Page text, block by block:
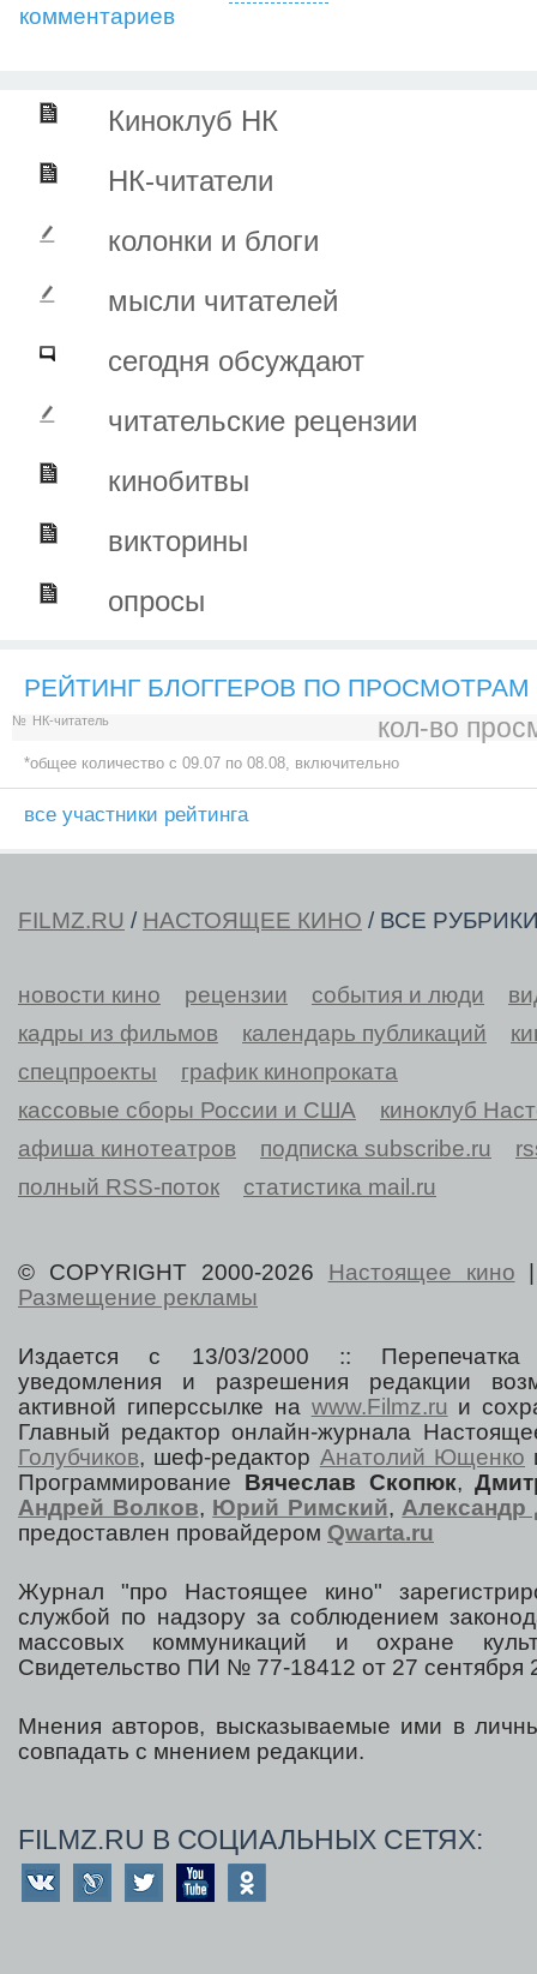
комментариев
Киноклуб НК
НК-читатели
колонки и блоги
мысли читателей
сегодня обсуждают
читательские рецензии
кинобитвы
викторины
опросы
РЕЙТИНГ БЛОГГЕРОВ ПО ПРОСМОТРАМ
№ НК-читатель кол-во
*общее количество c 09.07 по 08.08, включительно
все участники рейтинга
FILMZ.RU / НАСТОЯЩЕЕ КИНО / ВСЕ
новости кино рецензии события и люди
кадры из фильмов
календарь публикаций
спецпроекты
график кинопроката
кассовые сборы России и США
киноклуб
афиша кинотеатров
подписка subscribe.ru
полный RSS-поток
статистика mail.ru
© COPYRIGHT 2000-2026 Настоящее кино
Размещение рекламы
Издается с 13/03/2000 :: Перепечатка
уведомления и разрешения редакции
активной гиперссылке на www.Filmz.ru и
Главный редактор онлайн-журнала
Голубчиков, шеф-редактор Анатолий Ющенко
Программирование Вячеслав Скопюк,
Андрей Волков, Юрий Римский,Александр
предоставлен провайдером Qwarta.ru
Журнал "про Настоящее кино"
службой по надзору за соблюдением
массовых коммуникаций и охране
Свидетельство ПИ № 77-18412 от 27 сентября
Мнения авторов, высказываемые ими в
совпадать с мнением редакции.
FILMZ.RU В СОЦИАЛЬНЫХ СЕТЯХ: